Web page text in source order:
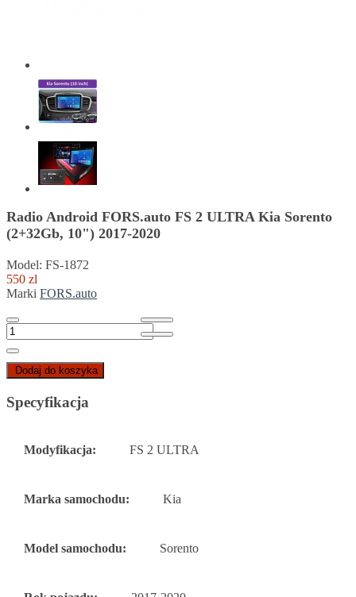
Radio Android FORS.auto FS 2 ULTRA Kia Sorento
(2+32Gb, 10") 2017-2020
Model: FS-1872
550 zl
Marki FORS.auto
Dodaj do koszyka
Specyfikacja
Modyfikacja: FS 2 ULTRA
Marka samochodu: Kia
Model samochodu: Sorento